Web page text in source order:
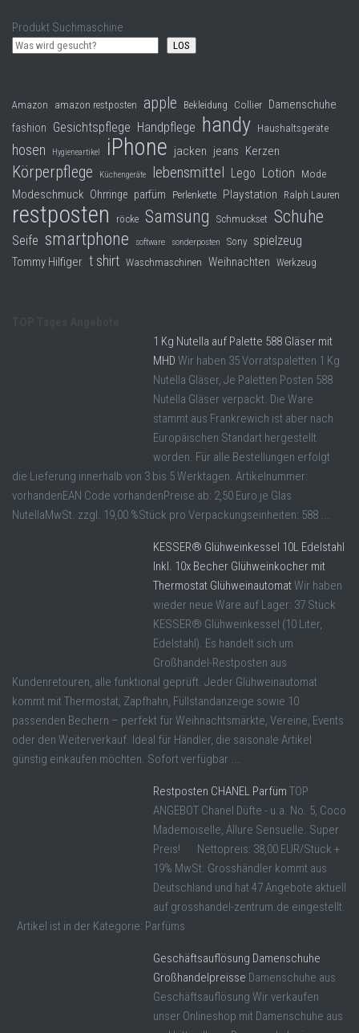
Produkt Suchmaschine
LOS
Amazon amazon restposten apple Bekleidung Collier Damenschuhe
fashion Gesichtspflege Handpflege handy Haushaltsgeräte
hosen Hygieneartikel iPhone jacken jeans Kerzen
Körperpflege Küchengeräte lebensmittel Lego Lotion Mode
Modeschmuck Ohrringe parfüm Perlenkette Playstation Ralph Lauren
restposten röcke Samsung Schmuckset Schuhe
Seife smartphone software sonderposten Sony spielzeug
Tommy Hilfiger t shirt Waschmaschinen Weihnachten Werkzeug
1 Kg Nutella auf Palette 588 Gläser mit
MHD Wir haben 35 Vorratspaletten 1 Kg
Nutella Gläser, Je Paletten Posten 588
Nutella Gläser verpackt. Die Ware
stammt aus Frankrewich ist aber nach
Europäischen Standart hergestellt
worden. Für alle Bestellungen erfolgt
die Lieferung innerhalb von 3 bis 5 Werktagen. Artikelnummer:
vorhandenEAN Code vorhandenPreise ab: 2,50 Euro je Glas
NutellaMwSt. zzgl. 19,00 %Stück pro Verpackungseinheiten: 588 ...
KESSER® Glühweinkessel 10L Edelstahl
Inkl. 10x Becher Glühweinkocher mit
Thermostat GlühweinautomatWir haben
wieder neue Ware auf Lager: 37 Stück
KESSER® Glühweinkessel (10 Liter,
Edelstahl). Es handelt sich um
Großhandel-Restposten aus
Kundenretouren, alle funktional geprüft. Jeder Glühweinautomat
kommt mit Thermostat, Zapfhahn, Füllstandanzeige sowie 10
passenden Bechern – perfekt für Weihnachtsmärkte, Vereine, Events
oder den Weiterverkauf. Ideal für Händler, die saisonale Artikel
günstig einkaufen möchten. Sofort verfügbar ...
Restposten CHANEL Parfüm TOP
ANGEBOT Chanel Düfte - u.a. No. 5, Coco
Mademoiselle, Allure Sensuelle. Super
Preis! Nettopreis: 38,00 EUR/Stück +
19% MwSt. Grosshändler kommt aus
Deutschland und hat 47 Angebote aktuell
auf grosshandel-zentrum.de eingestellt.
Artikel ist in der Kategorie: Parfüms
Geschäftsauflösung Damenschuhe
Großhandelpreisse Damenschuhe aus
Geschäftsauflösung Wir verkaufen
unser Onlineshop mit Damenschuhe aus